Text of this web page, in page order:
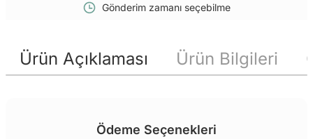
Gönderim zamanı seçebilme
Ürün Açıklaması Ürün Bilgileri
Ödeme Seçenekleri